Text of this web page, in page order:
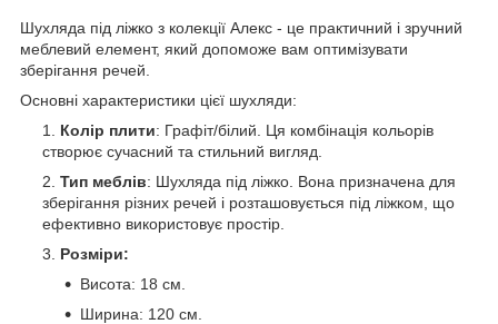
Шухляда під ліжко з колекції Алекс - це практичний і зручний
меблевий елемент, який допоможе вам оптимізувати
зберігання речей.
Основні характеристики цієї шухляди:
Колір плити: Графіт/білий. Ця комбінація кольорів
створює сучасний та стильний вигляд.
Тип меблів: Шухляда під ліжко. Вона призначена для
зберігання різних речей і розташовується під ліжком, що
ефективно використовує простір.
Розміри:
Висота: 18 см.
Ширина: 120 см.